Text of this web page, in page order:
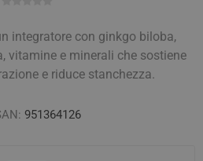
integratore con ginkgo biloba,
vitamine e minerali che sostiene
e riduce stanchezza.
951364126